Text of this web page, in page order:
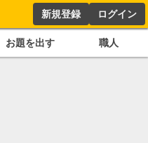
新規登録 ログイン
お題を出す 職人